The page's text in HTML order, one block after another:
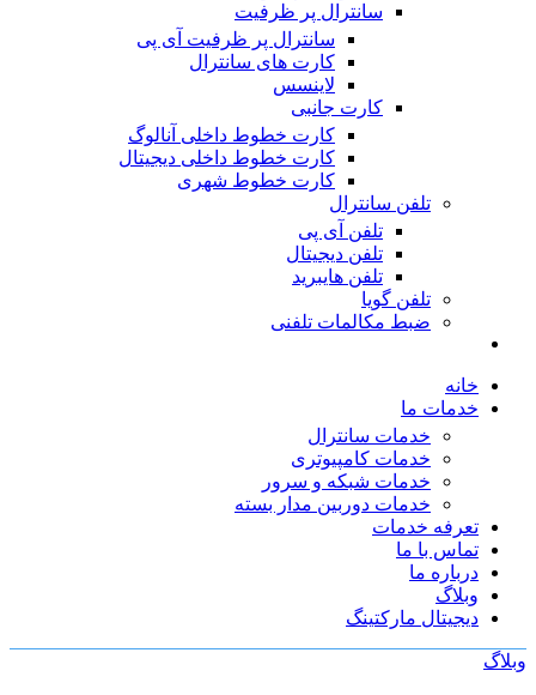
سانترال پر ظرفیت
سانترال پر ظرفیت آی پی
کارت های سانترال
لاینسس
کارت جانبی
کارت خطوط داخلی آنالوگ
کارت خطوط داخلی دیجیتال
کارت خطوط شهری
تلفن سانترال
تلفن آی پی
تلفن دیجیتال
تلفن هایبرید
تلفن گویا
ضبط مکالمات تلفنی
خانه
خدمات ما
خدمات سانترال
خدمات کامپیوتری
خدمات شبکه و سرور
خدمات دوربین مدار بسته
تعرفه خدمات
تماس با ما
درباره ما
وبلاگ
دیجیتال مارکتینگ
وبلاگ